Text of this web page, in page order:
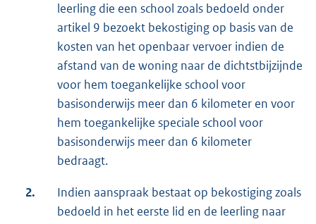
leerling die een school zoals bedoeld onder
artikel 9 bezoekt bekostiging op basis van de
kosten van het openbaar vervoer indien de
afstand van de woning naar de dichtstbijzijnde
voor hem toegankelijke school voor
basisonderwijs meer dan 6 kilometer en voor
hem toegankelijke speciale school voor
basisonderwijs meer dan 6 kilometer
bedraagt.
2.
Indien aanspraak bestaat op bekostiging zoals
bedoeld in het eerste lid en de leerling naar